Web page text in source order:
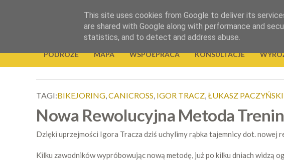
Okiem Obiektywu.
PODRÓŻE MAPA WSPÓŁPRACA KONSULTACJE
TAGI:BIKEJORING,CANICROSS, IGOR TRACZ,ŁUKASZ PACZYŃSKI
Nowa Rewolucyjna Metoda
Dzięki uprzejmości Igora Tracza dziś uchylimy rąbka tajemnicy dot.
Kilku zawodników wypróbowując nową metodę, już po kilku dniach widzą
This site uses cookies from Google to deliver its
are shared with Google along with performance and
statistics, and to detect and address abuse.